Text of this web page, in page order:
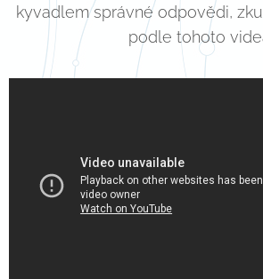
kyvadlem správné odpovědi,
podle tohoto